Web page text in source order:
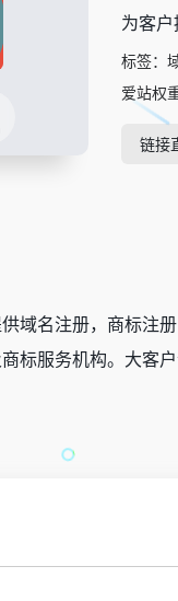
为客
标签：
爱站权
链接
域名注册，商标注
标服务机构。大客